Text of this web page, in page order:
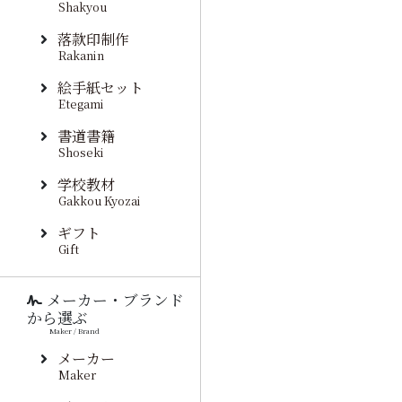
Shakyou
落款印制作
Rakanin
絵手紙セット
Etegami
書道書籍
Shoseki
学校教材
Gakkou Kyozai
ギフト
Gift
メーカー・ブランド
から選ぶ
Maker / Brand
メーカー
Maker